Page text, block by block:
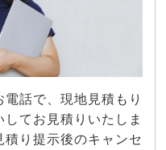
話で、現地見積もり
てお見積りいたしま
り提示後のキャンセ